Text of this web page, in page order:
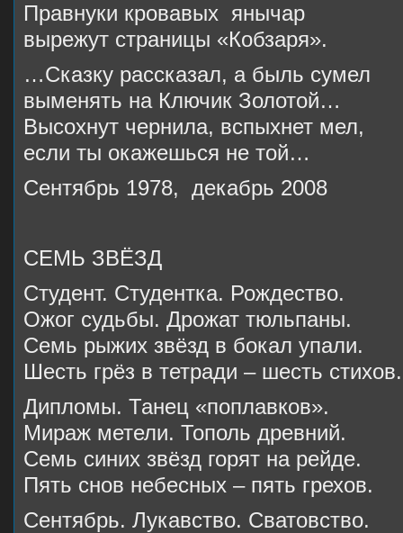
Правнуки кровавых янычар
вырежут страницы «Кобзаря».
…Сказку рассказал, а быль сумел
выменять на Ключик Золотой…
Высохнут чернила, вспыхнет мел,
если ты окажешься не той…
Сентябрь 1978, декабрь 2008
СЕМЬ ЗВЁЗД
Студент. Студентка. Рождество.
Ожог судьбы. Дрожат тюльпаны.
Семь рыжих звёзд в бокал упали.
Шесть грёз в тетради – шесть стихов.
Дипломы. Танец «поплавков».
Мираж метели. Тополь древний.
Семь синих звёзд горят на рейде.
Пять снов небесных – пять грехов.
Сентябрь. Лукавство. Сватовство.